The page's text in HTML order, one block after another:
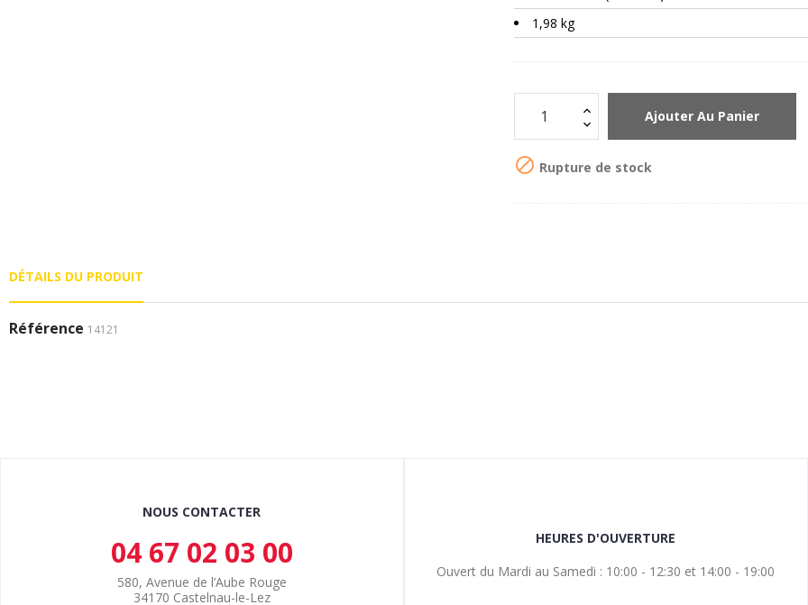
1,98 kg
Ajouter Au Panier
 Rupture de stock
DÉTAILS DU PRODUIT
Référence 14121
NOUS CONTACTER
04 67 02 03 00
580, Avenue de l’Aube Rouge
34170 Castelnau-le-Lez
HEURES D'OUVERTURE
Ouvert du Mardi au Samedi : 10:00 - 12:30 et 14:00 - 19:00